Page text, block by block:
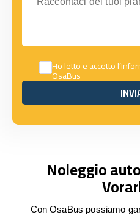
Ho letto e accetto l’
OsaBus
Noleggio
Con OsaBus possiamo